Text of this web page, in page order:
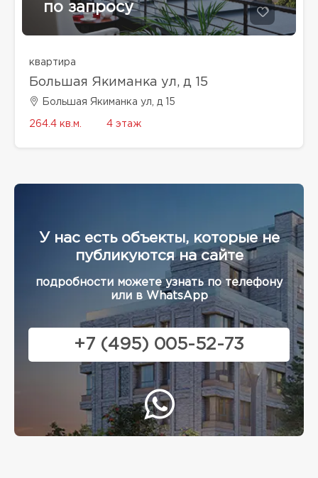
по запросу
квартира
Большая Якиманка ул, д 15
Большая Якиманка ул, д 15
264.4 кв.м. 4 этаж
У нас есть объекты, которые не
публикуются на сайте
подробности можете узнать по телефону
или в WhatsApp
+7 (495) 005-52-73